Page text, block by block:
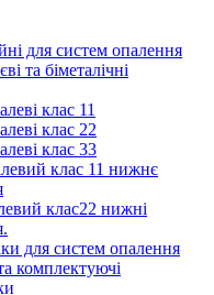
для систем опалення
та біметалічні
клас 11
клас 22
клас 33
клас 11 нижнє
клас22 нижні
для систем опалення
комплектуючі